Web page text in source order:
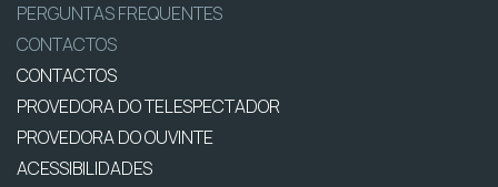
PERGUNTAS FREQUENTES
CONTACTOS
CONTACTOS
PROVEDORA DO TELESPECTADOR
PROVEDORA DO OUVINTE
ACESSIBILIDADES